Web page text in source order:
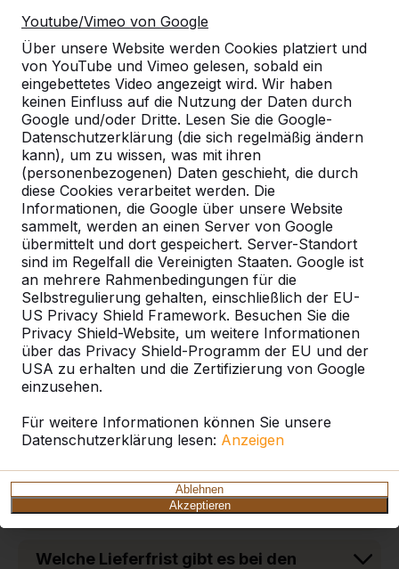
Youtube/Vimeo von Google
Über unsere Website werden Cookies platziert und
von YouTube und Vimeo gelesen, sobald ein
eingebettetes Video angezeigt wird. Wir haben
keinen Einfluss auf die Nutzung der Daten durch
Google und/oder Dritte. Lesen Sie die Google-
Datenschutzerklärung (die sich regelmäßig ändern
kann), um zu wissen, was mit ihren
(personenbezogenen) Daten geschieht, die durch
diese Cookies verarbeitet werden. Die
Informationen, die Google über unsere Website
sammelt, werden an einen Server von Google
übermittelt und dort gespeichert. Server-Standort
sind im Regelfall die Vereinigten Staaten. Google ist
an mehrere Rahmenbedingungen für die
Selbstregulierung gehalten, einschließlich der EU-
US Privacy Shield Framework. Besuchen Sie die
Privacy Shield-Website, um weitere Informationen
über das Privacy Shield-Programm der EU und der
USA zu erhalten und die Zertifizierung von Google
einzusehen.
Für weitere Informationen können Sie unsere
Datenschutzerklärung lesen: Anzeigen
Ablehnen
Akzeptieren
Können die Produkte von HeBlad auch
mit Werbung versehen werden?
Ist es unbedingt erforderlich, dass
unter dem Tisch eine befestigte
Fläche vorhanden ist, damit der Tisch
nicht einsinkt?
Wie schwer sind die Tische und
Bänke aus Beton?
Welche Vorteile hat eine Bodenplatte
aus Beton für Tische und Bänke von
HeBlad?
Sitzflächen der DeLuxe-Picknicksets?
Welches Zahlungsziel gilt bei der
Bestellung von Tischen und Bänken
aus Beton?
Welche Lieferfrist gibt es bei den